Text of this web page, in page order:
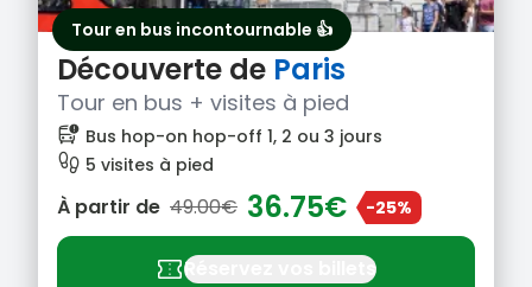
Tour en bus incontournable 👍
Découverte de Paris
Tour en bus + visites à pied
bus_alert Bus hop-on hop-off 1, 2 ou 3 jours
footprint 5 visites à pied
À partir de 49.00€ 36.75€ -25%
confirmation_numberRéservez vos billets